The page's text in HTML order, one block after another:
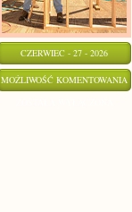
CZERWIEC - 27 - 2026
MOŻLIWOŚĆ KOMENTOWANIA